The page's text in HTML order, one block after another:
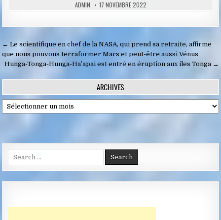
ADMIN 17 NOVEMBRE 2022
Navigation
de
l’article
← Le scientifique en chef de la NASA, qui prend sa retraite, affirme
que nous pouvons terraformer Mars et peut-être aussi Vénus
Hunga-Tonga-Hunga-Ha’apai est entré en éruption aux iles Tonga →
ARCHIVES
Archives
Search
for: